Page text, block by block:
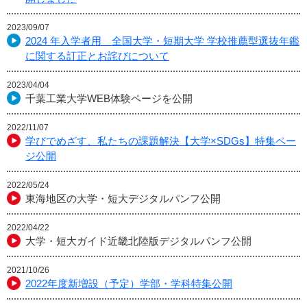
2023/09/07
2024 年入学者用 全国大学・短期大学 学校推薦型選抜年鑑
に関する訂正とお詫びについて
2023/04/04
千葉工業大学WEB体験ページを公開
2022/11/07
学びでめざす、私たちの課題解決【大学×SDGs】特集ペー
ジ公開
2022/05/24
東海地区の大学・短大デジタルパンフ公開
2022/04/22
大学・短大ガイド近畿北陸版デジタルパンフ公開
2021/10/26
2022年度新増設（予定）学部・学科特集公開